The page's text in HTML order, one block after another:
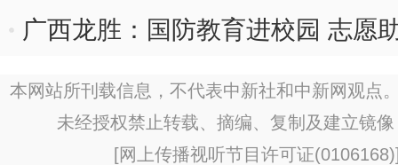
广西龙胜：国防教育进校园 志愿
本网站所刊载信息，不代表中新社和中新网观点
未经授权禁止转载、摘编、复制及建立镜
[网上传播视听节目许可证(0106168)